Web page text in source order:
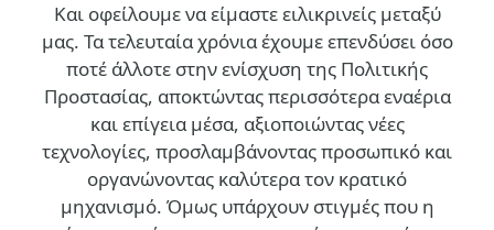
Και οφείλουμε να είμαστε ειλικρινείς μεταξύ
μας. Τα τελευταία χρόνια έχουμε επενδύσει όσο
ποτέ άλλοτε στην ενίσχυση της Πολιτικής
Προστασίας, αποκτώντας περισσότερα εναέρια
και επίγεια μέσα, αξιοποιώντας νέες
τεχνολογίες, προσλαμβάνοντας προσωπικό και
οργανώνοντας καλύτερα τον κρατικό
μηχανισμό. Όμως υπάρχουν στιγμές που η